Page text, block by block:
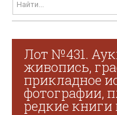
Лот №431.
живопись,
прикладное
фотографии,
редкие книги